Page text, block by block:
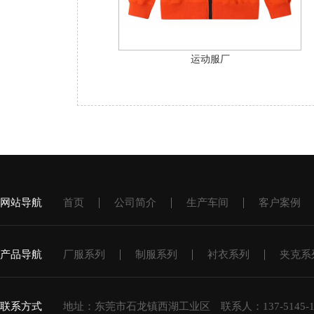
运动服厂
网站导航 首页 公司简介 生产车间 客户案例
产品导航 厂服系列 制服系列 衬衣系列 夹克系
联系方式 地址：东莞市石龙镇西湖工业区 联系人：137-